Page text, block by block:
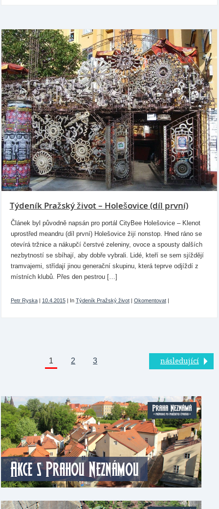
Týdeník Pražský život – Holešovice (díl první)
Článek byl původně napsán pro portál CityBee Holešovice – Klenot
uprostřed meandru (díl první) Holešovice žijí nonstop. Hned ráno se
otevírá tržnice a nákupčí čerstvé zeleniny, ovoce a spousty dalších
nezbytností se sbíhají, aby dobře vybrali. Lidé, kteří se sem sjíždějí
tramvajemi, střídají jinou generační skupinu, která teprve odjíždí z
místních klubů. Přes den pestrou […]
Petr Ryska| 10.4.2015| In Týdeník Pražský život| Okomentovat|
1 2 3 následující